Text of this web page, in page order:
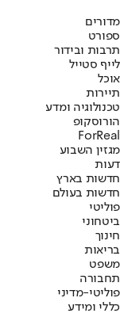
מדורים
ספורט
תרבות ובידור
לייף סטייל
אוכל
תיירות
טכנולוגיה ומדע
הורוסקופ
ForReal
מגזין השבוע
דעות
חדשות בארץ
חדשות בעולם
פוליטי
ביטחוני
חינוך
בריאות
משפט
תחבורה
פוליטי-מדיני
כללי ומידע